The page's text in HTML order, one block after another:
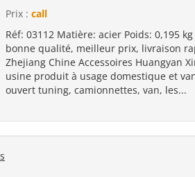
Prix :call
Réf: 03112 Matière: acier Poids: 0,195
bonne qualité, meilleur prix, livraison
Zhejiang Chine Accessoires Huangyan
usine produit à usage domestique et
ouvert tuning, camionnettes, van, les...